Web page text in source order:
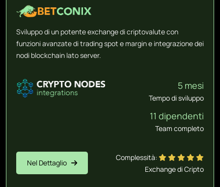
Sviluppo di un potente exchange di criptovalute con
funzioni avanzate di trading spot e margin e integrazione dei
nodi blockchain lato server.
5 mesi
Tempo di sviluppo
11 dipendenti
Team completo
Nel Dettaglio
Complessità:
Exchange di Cripto